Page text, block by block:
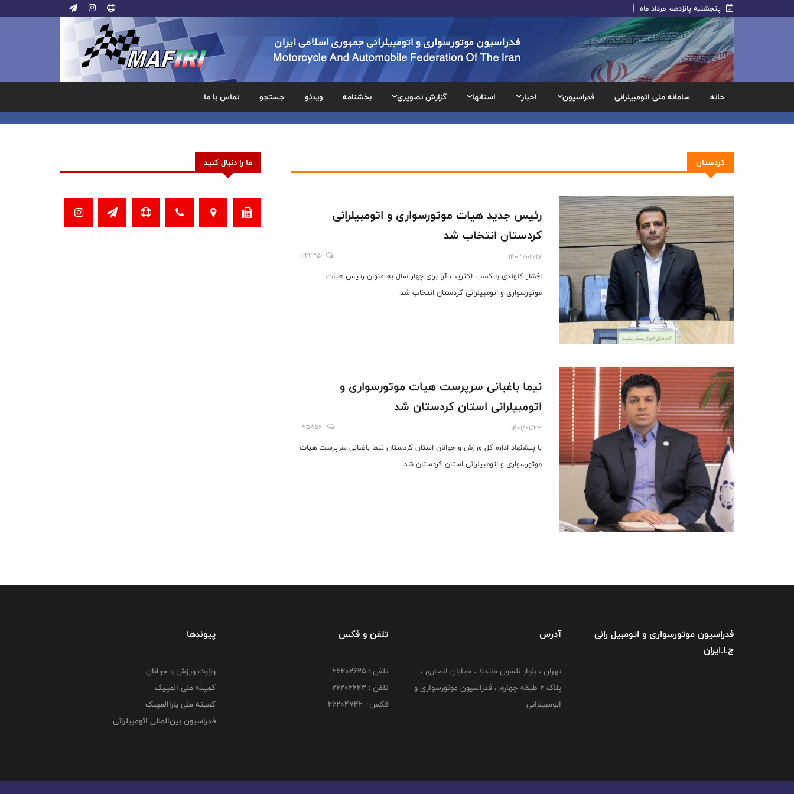
پنجشنبه پانزدهم مرداد ماه
خانه سامانه ملی اتومبیلرانی فدراسیون اخبار استانها گزارش تصویری بخشنامه ویدئو جستجو تماس با ما
کردستان
رئیس جدید هیات موتورسواری و اتومبیلرانی
کردستان انتخاب شد
1403/02/17
22235
افشار کلوندی با کسب اکثریت آرا برای چهار سال به عنوان رئیس هیات
موتورسواری و اتومبیلرانی کردستان انتخاب شد.
نیما باغبانی سرپرست هیات موتورسواری و
اتومبیلرانی استان کردستان شد
1401/01/23
35856
با پیشنهاد اداره کل ورزش و جوانان استان کردستان نیما باغبانی سرپرست هیات
موتورسواری و اتومبیلرانی استان کردستان شد
ما را دنبال کنید
فدراسیون موتورسواری و اتومبیل رانی
ج.ا.ایران
آدرس
تهران ، بلوار نلسون ماندلا ، خیابان انصاری ،
پلاک ۶ طبقه چهارم ، فدراسیون موتورسواری و
اتومبیلرانی
تلفن و فکس
تلفن : ۲۶۲۰۲۶۲۵
تلفن : ۲۶۲۰۲۶۲۳
فکس : ۲۶۲۰۴۷۴۲
پیوندها
وزارت ورزش و جوانان
کمیته ملی المپیک
کمیته ملی پاراالمپیک
فدراسیون بین‌المللی اتومبیلرانی